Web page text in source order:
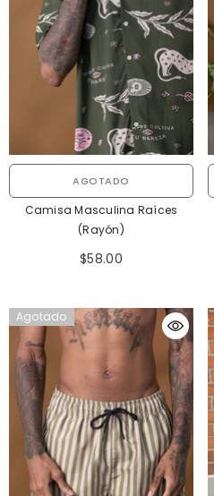
AGOTADO
Camisa Masculina Raíces
(Rayón)
$58.00
Agotado